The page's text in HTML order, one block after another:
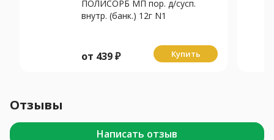
ПОЛИСОРБ МП пор. д/сусп.
внутр. (банк.) 12г N1
от 439₽ Купить
Отзывы
Написать отзыв